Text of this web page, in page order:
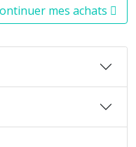
mes achats